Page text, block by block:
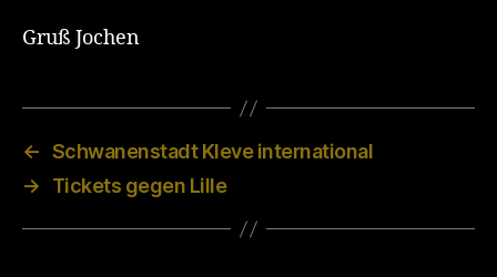
Gruß Jochen
← Schwanenstadt Kleve international
→
Tickets gegen Lille